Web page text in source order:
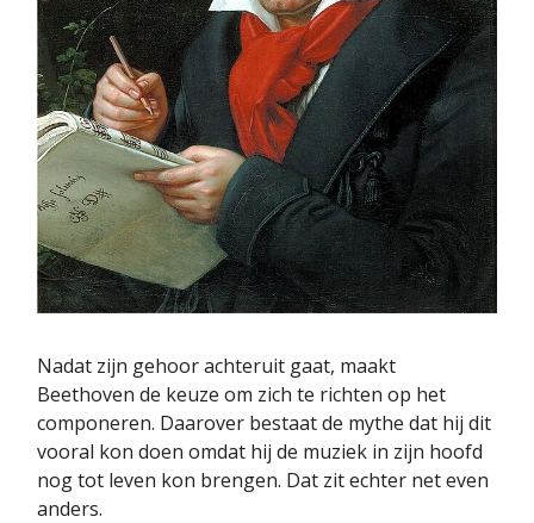
Nadat zijn gehoor achteruit gaat, maakt
Beethoven de keuze om zich te richten op het
componeren. Daarover bestaat de mythe dat hij dit
vooral kon doen omdat hij de muziek in zijn hoofd
nog tot leven kon brengen. Dat zit echter net even
anders.